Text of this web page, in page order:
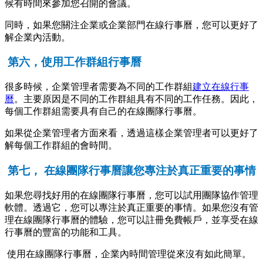
候有時間來參加您召開的會議。
同時，如果您關注企業或企業部門在線行事曆，您可以更好了
解企業內活動。
第六，使用工作群組行事曆
很多時候，企業管理者需要為不同的工作群組建立在線行事
曆。主要原因是不同的工作群組具有不同的工作任務。因此，
每個工作群組需要具有自己的在線團隊行事曆。
如果從企業管理者方面來看，透過這樣企業管理者可以更好了
解每個工作群組的會時間。
第七， 在線團隊行事曆讓您專注於真正重要的事情
如果您尋找好用的在線團隊行事曆，您可以試用團隊協作管理
軟體。透過它，您可以專注於真正重要的事情。如果您沒有管
理在線團隊行事曆的體驗，您可以註冊免費帳戶，並享受在線
行事曆的豐富的功能和工具。
使用在線團隊行事曆，企業內時間管理從來沒有如此簡單。